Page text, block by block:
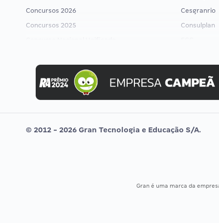
Concursos 2026
Concursos 2025
Concurso MPU
Editais publicados
Cesgranrio
Consulplan
Selecon
Uniase
Vunesp
© 2012 - 2026 Gran Tecnologia e Educação S/A.
Gran é uma marca da